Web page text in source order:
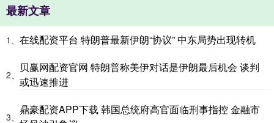
最新文章
1、 在线配资平台 特朗普最新伊朗“协议” 中东局势出现转机
2、
贝赢网配资官网 特朗普称美伊对话是伊朗最后机会 谈判
或迅速推进
3、
鼎豪配资APP下载 韩国总统府高官面临刑事指控 金融市